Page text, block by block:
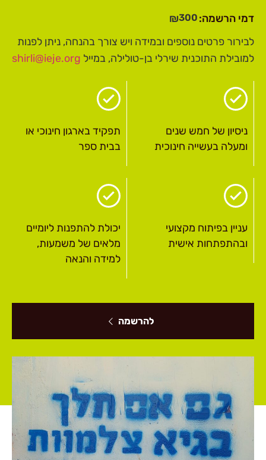
דמי הרשמה:300
₪
לבירור פרטים נוספים ובמידה ויש צורך בהנחה, ניתן לפנות
למובילת התוכנית שירלי בן-טולילה, במייל shirli@ieje.org
ניסיון של חמש שנים
ומעלה בעשייה חינוכית
תפקיד בארגון חינוכי או
בבית ספר
עניין בפיתוח מקצועי
ובהתפתחות אישית
יכולת להתפנות ליומיים
מלאים של משמעות,
למידה והנאה
להרשמה